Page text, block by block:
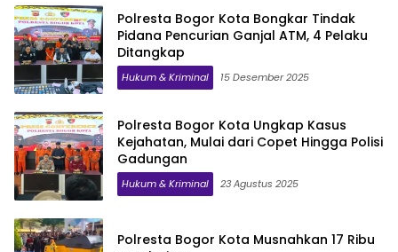
Polresta Bogor Kota Bongkar Tindak
Pidana Pencurian Ganjal ATM, 4 Pelaku
Ditangkap
Hukum & Kriminal 15 Desember 2025
Polresta Bogor Kota Ungkap Kasus
Kejahatan, Mulai dari Copet Hingga Polisi
Gadungan
Hukum & Kriminal 23 Agustus 2025
Polresta Bogor Kota Musnahkan 17 Ribu